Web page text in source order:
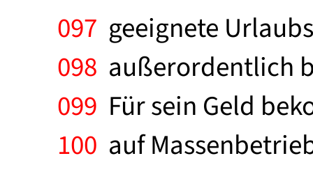
097 geeignete
098 außerordentlich
099 Für sein Geld
100 auf